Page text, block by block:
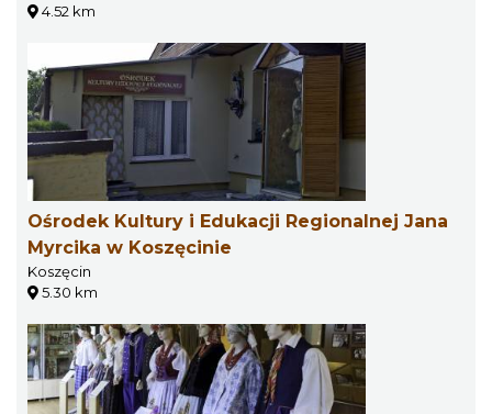
4.52 km
Ośrodek Kultury i Edukacji Regionalnej Jana
Myrcika w Koszęcinie
Koszęcin
5.30 km